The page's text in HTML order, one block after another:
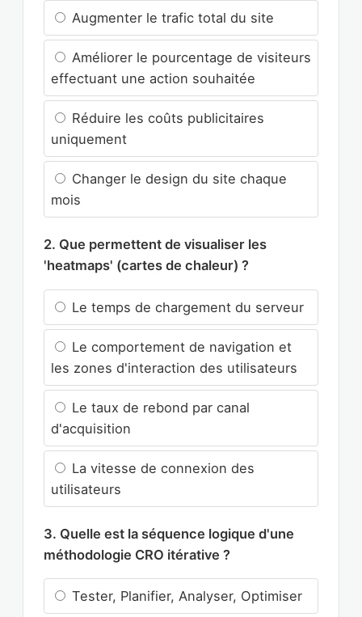
Augmenter le trafic total du site
Améliorer le pourcentage de visiteurs
effectuant une action souhaitée
Réduire les coûts publicitaires
uniquement
Changer le design du site chaque
mois
2. Que permettent de visualiser les
'heatmaps' (cartes de chaleur) ?
Le temps de chargement du serveur
Le comportement de navigation et
les zones d'interaction des utilisateurs
Le taux de rebond par canal
d'acquisition
La vitesse de connexion des
utilisateurs
3. Quelle est la séquence logique d'une
méthodologie CRO itérative ?
Tester, Planifier, Analyser, Optimiser